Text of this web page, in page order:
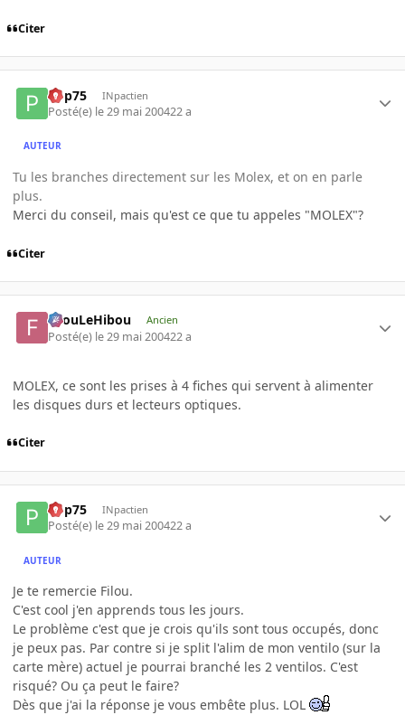
Citer
Pop75 INpactien
Posté(e) le 29 mai 200422 a
AUTEUR
Tu les branches directement sur les Molex, et on en parle
plus.
Merci du conseil, mais qu'est ce que tu appeles "MOLEX"?
Citer
FilouLeHibou Ancien
Posté(e) le 29 mai 200422 a
MOLEX, ce sont les prises à 4 fiches qui servent à alimenter
les disques durs et lecteurs optiques.
Citer
Pop75 INpactien
Posté(e) le 29 mai 200422 a
AUTEUR
Je te remercie Filou.
C'est cool j'en apprends tous les jours.
Le problème c'est que je crois qu'ils sont tous occupés, donc
je peux pas. Par contre si je split l'alim de mon ventilo (sur la
carte mère) actuel je pourrai branché les 2 ventilos. C'est
risqué? Ou ça peut le faire?
Dès que j'ai la réponse je vous embête plus. LOL